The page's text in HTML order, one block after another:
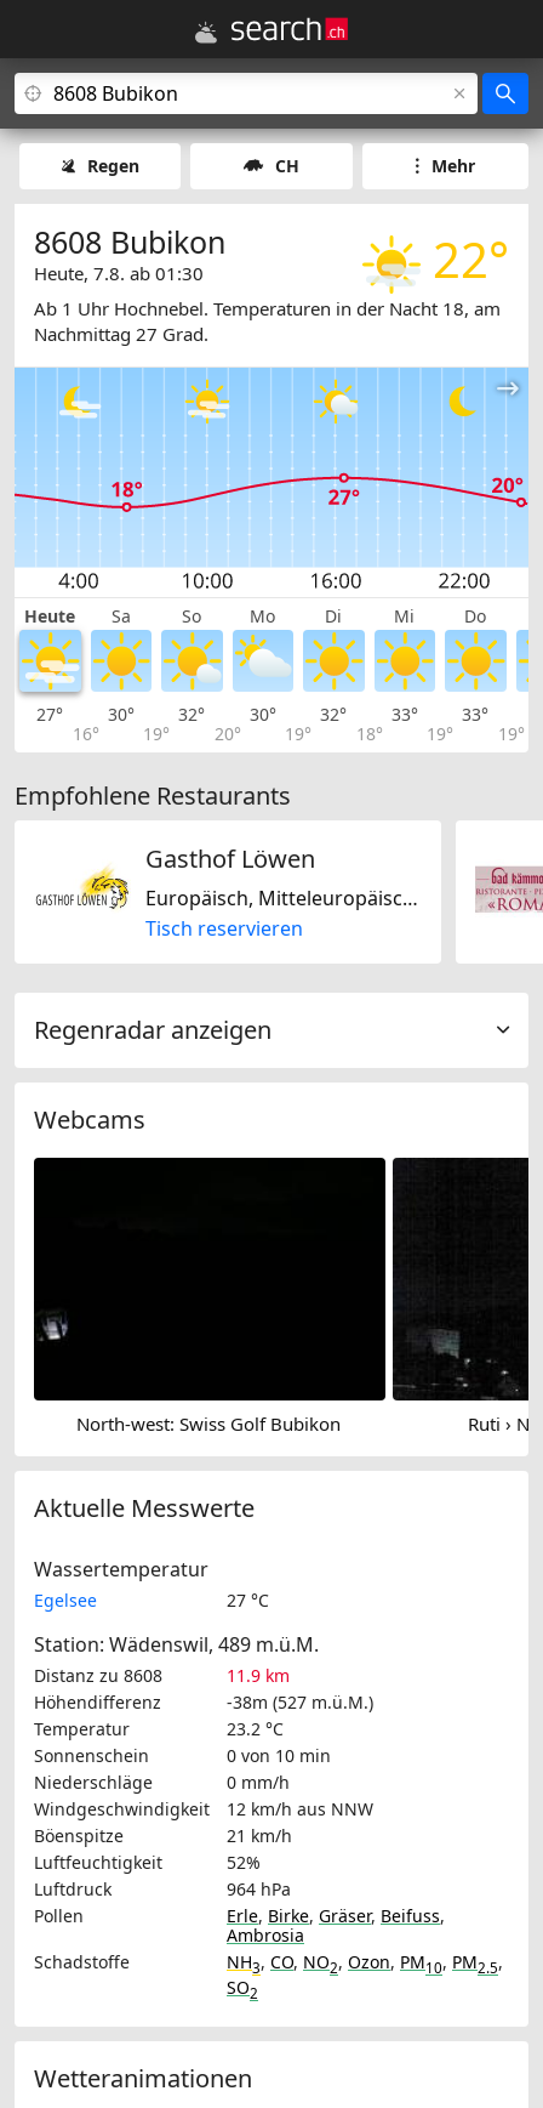
Regen CH Mehr
22°
8608 Bubikon
Heute, 7.8. ab 01:30
Ab 1 Uhr Hochnebel. Temperaturen in der Nacht 18, am
Nachmittag 27 Grad.
Heute Sa So Mo Di Mi Do
27°
16°
30°
19°
32°
20°
30°
19°
32°
18°
33°
19°
33°
19°
Empfohlene Restaurants
Gasthof Löwen
Europäisch, Mitteleuropäisch, Schweizerisch, Glutenfrei, Regional, Mediterran
Tisch reservieren
Regenradar anzeigen
Webcams
North-west: Swiss Golf Bubikon Ruti ›
Aktuelle Messwerte
Wassertemperatur
Egelsee 27 °C
Station: Wädenswil, 489 m.ü.M.
Distanz zu 8608
11.9 km
Höhendifferenz
-38m (527 m.ü.M.)
Temperatur
23.2 °C
Sonnenschein
0 von 10 min
Niederschläge
0 mm/h
Windgeschwindigkeit
12 km/h aus NNW
Böenspitze
21 km/h
Luftfeuchtigkeit
52%
Luftdruck
964 hPa
Pollen
Erle, Birke, Gräser, Beifuss,
Ambrosia
Schadstoffe
NH3, CO, NO2, Ozon, PM10, PM2.5,
SO2
Wetteranimationen